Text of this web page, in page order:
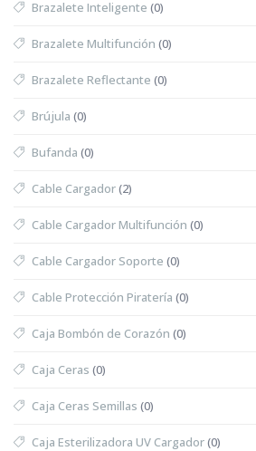
Brazalete Inteligente (0)
Brazalete Multifunción (0)
Brazalete Reflectante (0)
Brújula (0)
Bufanda (0)
Cable Cargador(2)
Cable Cargador Multifunción (0)
Cable Cargador Soporte (0)
Cable Protección Piratería (0)
Caja Bombón de Corazón (0)
Caja Ceras (0)
Caja Ceras Semillas (0)
Caja Esterilizadora UV Cargador(0)